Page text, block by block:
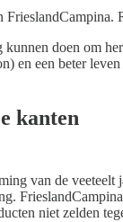
doen om
en een beter
kanten
van de
niet zelden